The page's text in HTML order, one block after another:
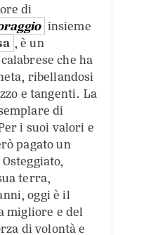
di
insieme
, è un
che ha
ribellandosi
e tangenti. La
di
i suoi valori e
pagato un
terra,
oggi è il
migliore e del
di volontà e